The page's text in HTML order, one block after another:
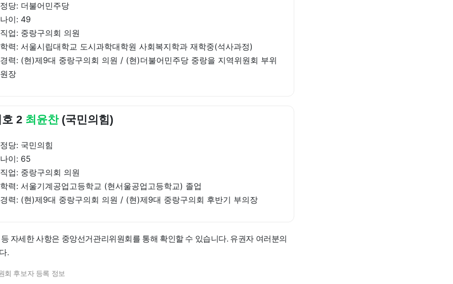
정당: 더불어민주당
나이: 49
직업: 중랑구의회 의원
학력: 서울시립대학교 도시과학대학원 사회복지학과 재학중(석사과정)
경력: (현)제9대 중랑구의회 의원 / (현)더불어민주당 중랑을 지역위원회 부위
원장
2 최윤찬(국민의힘)
정당: 국민의힘
나이: 65
직업: 중랑구의회 의원
학력: 서울기계공업고등학교 (현서울공업고등학교) 졸업
경력: (현)제9대 중랑구의회 의원 / (현)제9대 중랑구의회 후반기 부의장
자세한 사항은 중앙선거관리위원회를 통해 확인할 수 있습니다. 유권자 여러분의
.
회 후보자 등록 정보